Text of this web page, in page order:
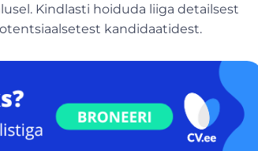
Kindlasti hoiduda liiga detailsest
kandidaatidest.